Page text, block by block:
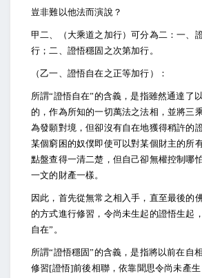
豈非難以他法而演說？
甲二、（大乘道之加行）可分為二：一、
行；二、證悟穩固之次第加行。
（乙一、證悟自在之正等加行）：
所謂“證悟自在”的含義，是指雖然通達了
的，作為所知的一切萬法之法相，並將三
為發願對境，但卻沒有自在地獲得稍許的
某個窮困的奴僕即使可以對某個財主的所
點盤查得一清二楚，但自己卻無權控制哪
一文的財產一樣。
因此，首先從無常之相入手，直至最後的
的方式進行修習，令尚未生起的證悟生起
自在”。
所謂“證悟穩固”的含義，是指將以前在自
修習[證悟]前後相聯，依靠聞思令尚未產